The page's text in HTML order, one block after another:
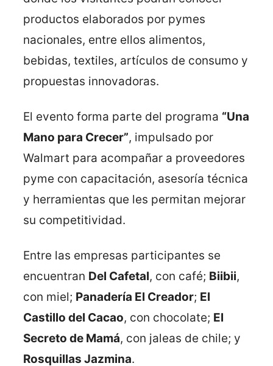
productos elaborados por pymes
nacionales, entre ellos alimentos,
bebidas, textiles, artículos de consumo y
propuestas innovadoras.
El evento forma parte del programa “Una
Mano para Crecer”, impulsado por
Walmart para acompañar a proveedores
pyme con capacitación, asesoría técnica
y herramientas que les permitan mejorar
su competitividad.
Entre las empresas participantes se
encuentran Del Cafetal, con café; Biibii,
con miel; Panadería El Creador; El
Castillo del Cacao, con chocolate; El
Secreto de Mamá, con jaleas de chile; y
Rosquillas Jazmina.